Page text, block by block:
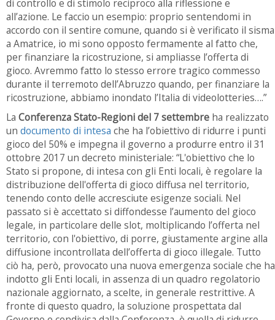
di controllo e di stimolo reciproco alla riflessione e
all’azione. Le faccio un esempio: proprio sentendomi in
accordo con il sentire comune, quando si è verificato il sisma
a Amatrice, io mi sono opposto fermamente al fatto che,
per finanziare la ricostruzione, si ampliasse l’offerta di
gioco. Avremmo fatto lo stesso errore tragico commesso
durante il terremoto dell’Abruzzo quando, per finanziare la
ricostruzione, abbiamo inondato l’Italia di videolotteries….”
La Conferenza Stato-Regioni del 7 settembre ha realizzato
un documento di intesa che ha l’obiettivo di ridurre i punti
gioco del 50% e impegna il governo a produrre entro il 31
ottobre 2017 un decreto ministeriale: “L'obiettivo che lo
Stato si propone, di intesa con gli Enti locali, è regolare la
distribuzione dell'offerta di gioco diffusa nel territorio,
tenendo conto delle accresciute esigenze sociali. Nel
passato si è accettato si diffondesse l’aumento del gioco
legale, in particolare delle slot, moltiplicando l’offerta nel
territorio, con l'obiettivo, di porre, giustamente argine alla
diffusione incontrollata dell’offerta di gioco illegale. Tutto
ciò ha, però, provocato una nuova emergenza sociale che ha
indotto gli Enti locali, in assenza di un quadro regolatorio
nazionale aggiornato, a scelte, in generale restrittive. A
fronte di questo quadro, la soluzione prospettata dal